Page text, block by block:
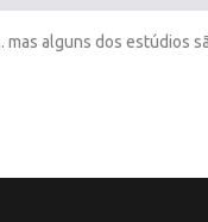
mas alguns dos estúdios